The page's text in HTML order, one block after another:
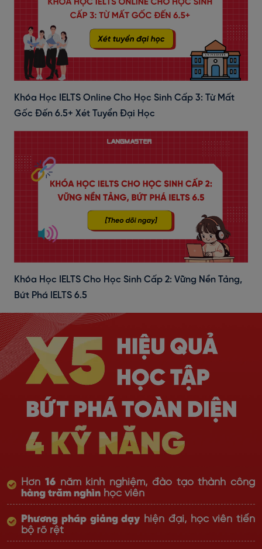
Khóa Học IELTS Online Cho Học Sinh Cấp 3: Từ Mất
Gốc Đến 6.5+ Xét Tuyển Đại Học
Khóa Học IELTS Cho Học Sinh Cấp 2: Vững Nền Tảng,
Bứt Phá IELTS 6.5
Hơn 16năm kinh nghiệm, đào tạo thành công
hàng trăm nghìn học viên
Phương pháp giảng dạy hiện đại, học viên tiến
bộ rõ rệt